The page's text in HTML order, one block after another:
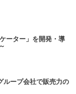
ーター」を開発・導
ループ会社で販売力の